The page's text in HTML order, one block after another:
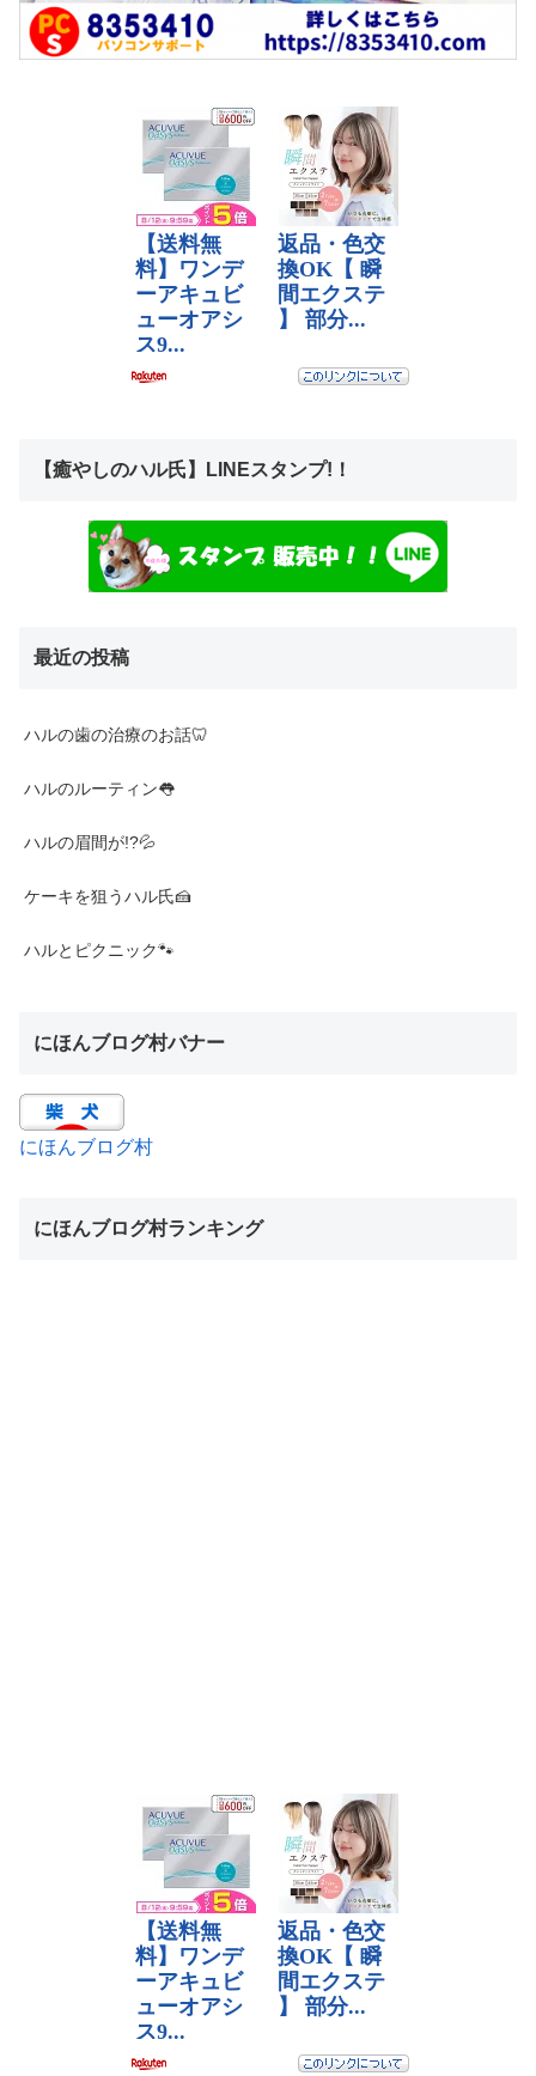
【癒やしのハル氏】LINEスタンプ!！
最近の投稿
ハルの歯の治療のお話🦷
ハルのルーティン👅
ハルの眉間が!?💦
ケーキを狙うハル氏🍰
ハルとピクニック🐾
にほんブログ村バナー
にほんブログ村
にほんブログ村ランキング